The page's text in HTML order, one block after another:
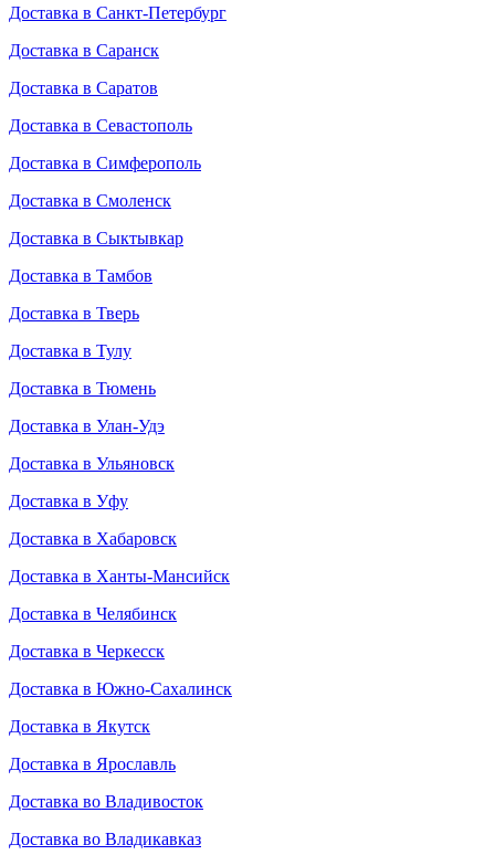
Доставка в Санкт-Петербург
Доставка в Саранск
Доставка в Саратов
Доставка в Севастополь
Доставка в Симферополь
Доставка в Смоленск
Доставка в Сыктывкар
Доставка в Тамбов
Доставка в Тверь
Доставка в Тулу
Доставка в Тюмень
Доставка в Улан-Удэ
Доставка в Ульяновск
Доставка в Уфу
Доставка в Хабаровск
Доставка в Ханты-Мансийск
Доставка в Челябинск
Доставка в Черкесск
Доставка в Южно-Сахалинск
Доставка в Якутск
Доставка в Ярославль
Доставка во Владивосток
Доставка во Владикавказ